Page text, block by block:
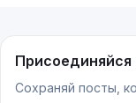
Присоединяйся
Сохраняй посты,